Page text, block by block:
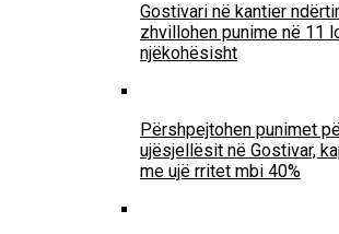
Gostivari në kantier
zhvillohen punime në 11
njëkohësisht
Përshpejtohen punimet
ujësjellësit në Gostivar,
me ujë rritet mbi 40%